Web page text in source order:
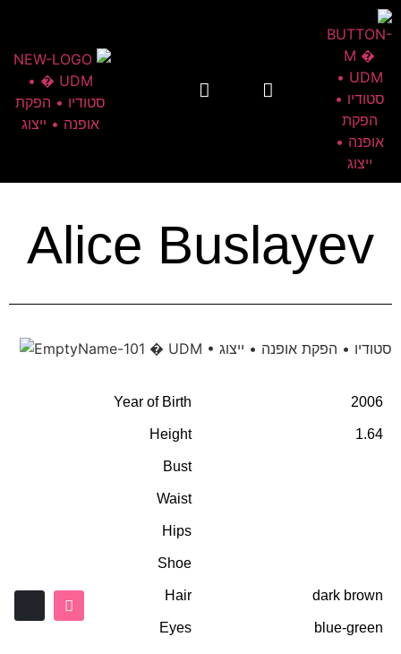
Alice Buslayev
Year of Birth 2006
Height 1.64
Bust
Waist
Hips
Shoe
Hair dark brown
Eyes blue-green